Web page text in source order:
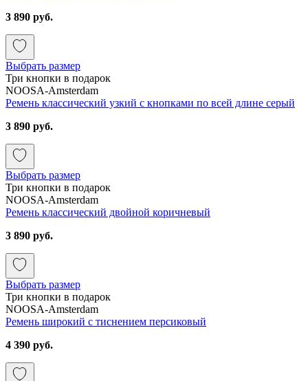
3 890 руб.
Выбрать размер
Три кнопки в подарок
NOOSA-Amsterdam
Ремень классический узкий с кнопками по всей длине серый
3 890 руб.
Выбрать размер
Три кнопки в подарок
NOOSA-Amsterdam
Ремень классический двойной коричневый
3 890 руб.
Выбрать размер
Три кнопки в подарок
NOOSA-Amsterdam
Ремень широкий с тиснением персиковый
4 390 руб.